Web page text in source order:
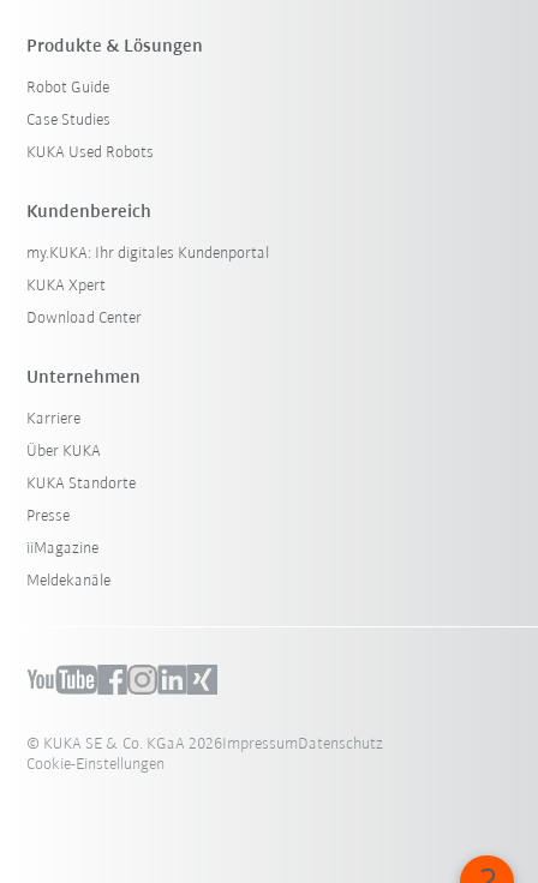
Produkte & Lösungen
Robot Guide
Case Studies
KUKA Used Robots
Kundenbereich
my.KUKA: Ihr digitales Kundenportal
KUKA Xpert
Download Center
Unternehmen
Karriere
Über KUKA
KUKA Standorte
Presse
iiMagazine
Meldekanäle
© KUKA SE & Co. KGaA 2026ImpressumDatenschutz
Cookie-Einstellungen